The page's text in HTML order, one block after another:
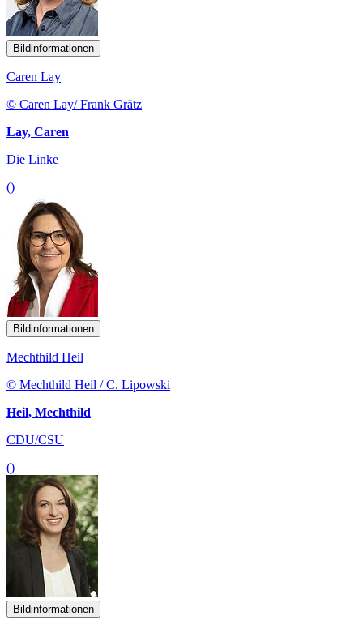
Bildinformationen
Caren Lay
© Caren Lay/ Frank Grätz
Lay, Caren
Die Linke
()
Bildinformationen
Mechthild Heil
© Mechthild Heil / C. Lipowski
Heil, Mechthild
CDU/CSU
()
Bildinformationen